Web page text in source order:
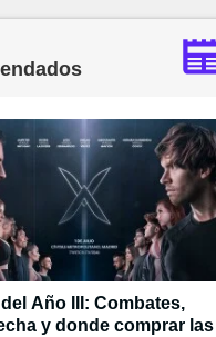
Año III: Combates,
y donde comprar las